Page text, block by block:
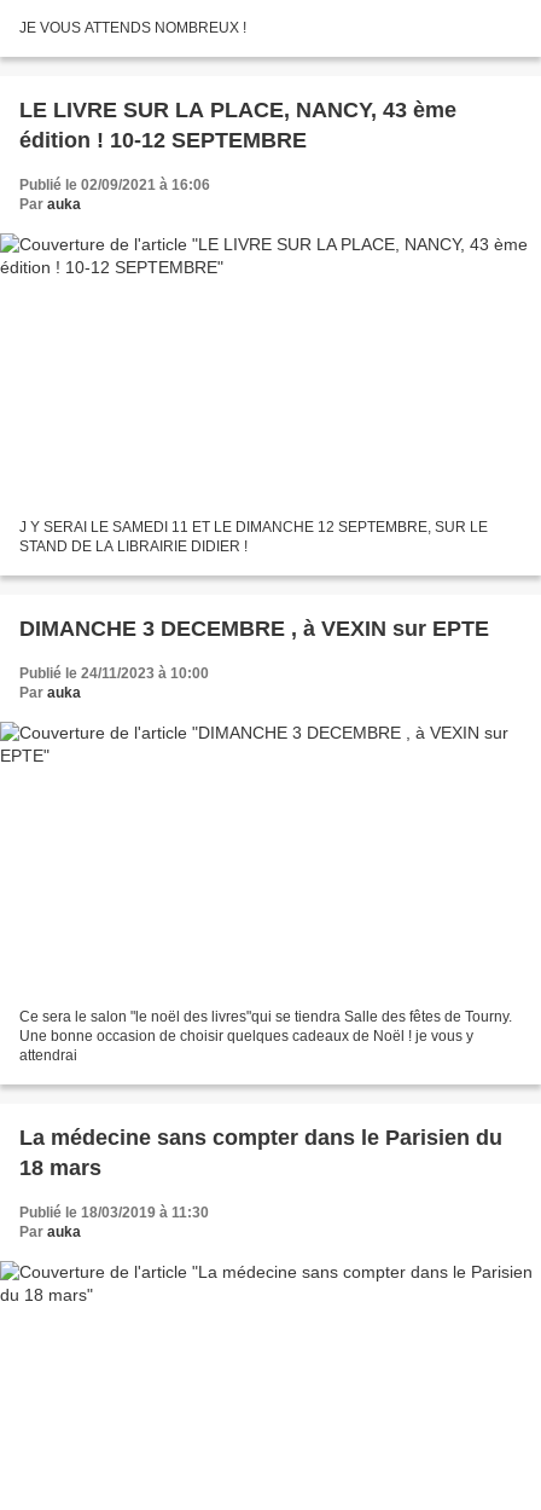
JE VOUS ATTENDS NOMBREUX !
LE LIVRE SUR LA PLACE, NANCY, 43 ème
édition ! 10-12 SEPTEMBRE
Publié le 02/09/2021 à 16:06
Par auka
J Y SERAI LE SAMEDI 11 ET LE DIMANCHE 12 SEPTEMBRE, SUR LE
STAND DE LA LIBRAIRIE DIDIER !
DIMANCHE 3 DECEMBRE , à VEXIN sur EPTE
Publié le 24/11/2023 à 10:00
Par auka
Ce sera le salon "le noël des livres"qui se tiendra Salle des fêtes de Tourny.
Une bonne occasion de choisir quelques cadeaux de Noël ! je vous y
attendrai
La médecine sans compter dans le Parisien du
18 mars
Publié le 18/03/2019 à 11:30
Par auka